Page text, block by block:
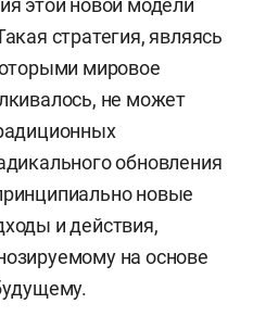
этой новой модели
стратегия, являясь
мировое
не может
обновления
новые
и действия,
на основе